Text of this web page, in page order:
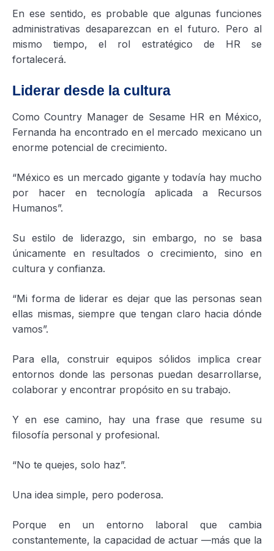
En ese sentido, es probable que algunas funciones
administrativas desaparezcan en el futuro. Pero al
mismo tiempo, el rol estratégico de HR se
fortalecerá.
Liderar desde la cultura
Como Country Manager de Sesame HR en México,
Fernanda ha encontrado en el mercado mexicano un
enorme potencial de crecimiento.
“México es un mercado gigante y todavía hay mucho
por hacer en tecnología aplicada a Recursos
Humanos”.
Su estilo de liderazgo, sin embargo, no se basa
únicamente en resultados o crecimiento, sino en
cultura y confianza.
“Mi forma de liderar es dejar que las personas sean
ellas mismas, siempre que tengan claro hacia dónde
vamos”.
Para ella, construir equipos sólidos implica crear
entornos donde las personas puedan desarrollarse,
colaborar y encontrar propósito en su trabajo.
Y en ese camino, hay una frase que resume su
filosofía personal y profesional.
“No te quejes, solo haz”.
Una idea simple, pero poderosa.
Porque en un entorno laboral que cambia
constantemente, la capacidad de actuar —más que la